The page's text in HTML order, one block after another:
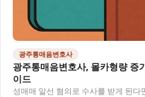
광주통매음변호사
광주통매음변호사, 몰카형량 증
이드
성매매 알선 혐의로 수사를 받게 된